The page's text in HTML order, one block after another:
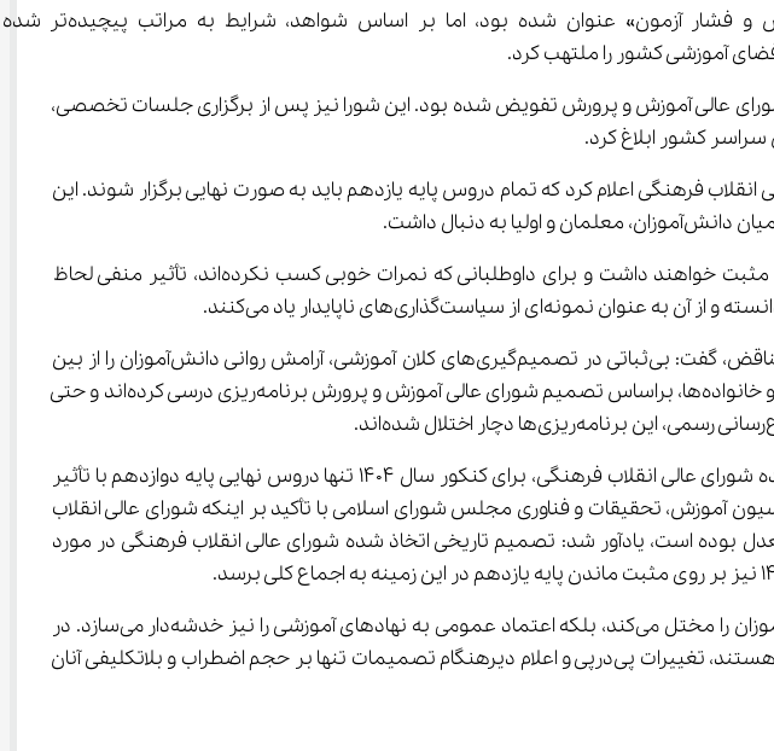
در حالی که هدف اصلی از ورود شورای عالی انقلاب فرهنگی به موضوع
عالی آموزش و پرورش تفویض شده بود. این شورا نیز پس از برگزاری جلسات تخصصی،
فرهنگی اعلام کرد که تمام دروس پایه یازدهم باید به صورت نهایی برگزار شوند. این
خسروپناه در سخنان خود تأکید کرد که برای کنکور 1404، نمرات دروس نهایی پایه یازدهم تنها تأثیر مثبت خواهند داشت و برای داوطلبانی که نمرات خوبی کسب نکرده‌اند، تأثیر منفی لحاظ
فاطمه آگاهی، نماینده مدیران مدارس در شورای عالی آموزش و پرورش، با انتقاد از این تصمیمات متناقض، گفت: بی‌ثباتی در تصمیم‌گیری‌های کلان آموزشی، آرامش روانی دانش‌آموزان را از بین
برده و باعث ایجاد اضطراب و بی‌اعتمادی در سطح جامعه شده است. وی افزود: دانش‌آموزان، معلمان و خانواده‌ها، براساس تصمیم شورای عالی آموزش و پرورش برنامه‌ریزی درسی کرده‌اند و حتی
همچنین «احسان عظیمی راد» سخنگوی کمیسیون آموزش مجلس گفت: طبق مصوبات تصویب شده شورای عالی انقلاب فرهنگی، برای کنکور سال 1404 تنها دروس نهایی پایه دوازدهم با تأثیر
کمیسیون آموزش، تحقیقات و فناوری مجلس شورای اسلامی با تأکید بر اینکه شورای عالی انقلاب
مصوبه تأثیر قطعی معدل بوده است، یادآور شد: تصمیم تاریخی اتخاذ شده شورای عالی انقلاب فرهنگی در مورد
تصمیمات چندگانه و تغییرات ناگهانی در شیوه‌نامه‌های آموزشی، نه‌تنها برنامه‌ریزی تحصیلی دانش‌آموزان را مختل می‌کند، بلکه اعتماد عمومی به نهادهای آموزشی را نیز خدشه‌دار می‌سازد. در
حالی که داوطلبان کنکور نیازمند آرامش و تمرکز برای مواجهه با یکی از مهم‌ترین مراحل تحصیلی خود هستند، تغییرات پی‌درپی و اعلام دیرهنگام تصمیمات تنها بر حجم اضطراب و بلاتکلیفی آنان